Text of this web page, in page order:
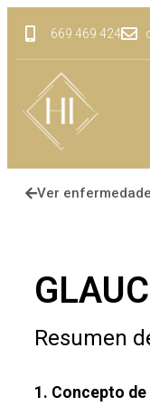
669 469 424
Ver
Resumen
1. Concepto de